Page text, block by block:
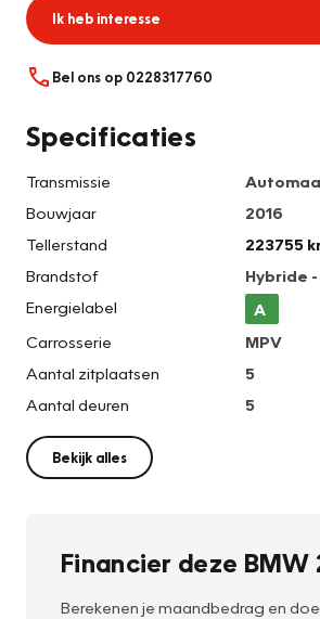
Ik heb interesse
Bel ons op 0228317760
Specificaties
Transmissie
Bouwjaar
2016
Tellerstand
223755
Brandstof
Hybride
Energielabel
A
Carrosserie
MPV
Aantal zitplaatsen
5
Aantal deuren
5
Bekijk alles
Financier deze BMW
Berekenen je maandbedrag en